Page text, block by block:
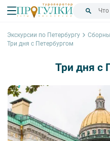
Экскурсии по Петербургу
Три дня с Петербургом
Три дня с